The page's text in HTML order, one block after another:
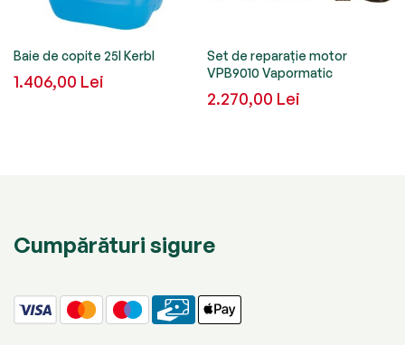
Baie de copite 25l Kerbl
1.406,00 Lei
Set de reparație motor
VPB9010 Vapormatic
2.270,00 Lei
Cumpărături sigure